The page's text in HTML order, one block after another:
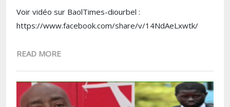
Voir vidéo sur BaolTimes-diourbel :
https://www.facebook.com/share/v/14NdAeLxwtk/
READ MORE